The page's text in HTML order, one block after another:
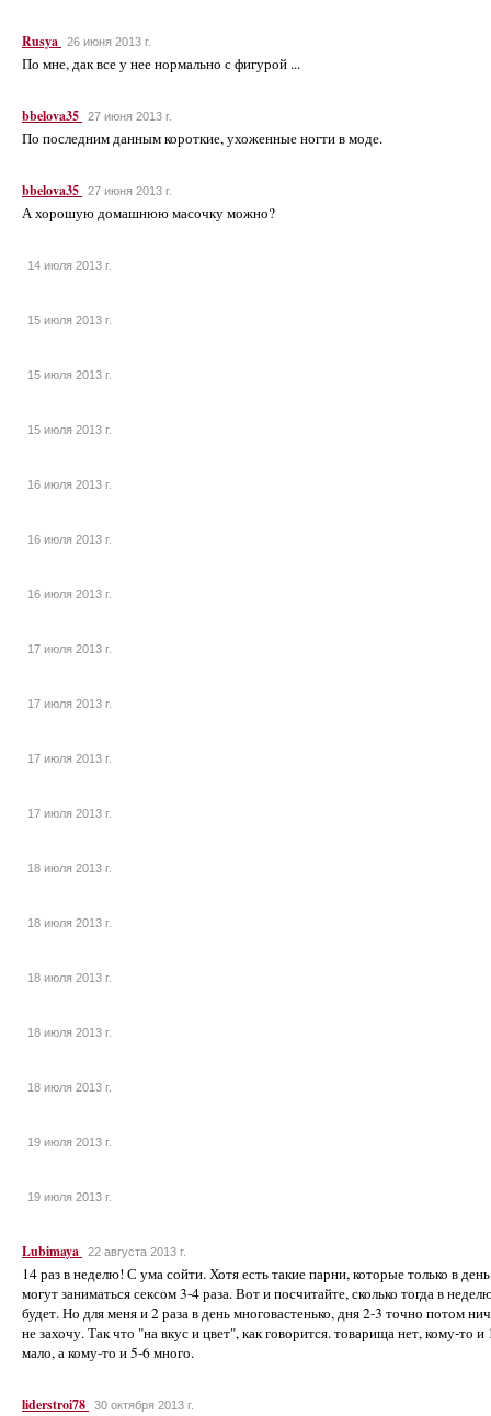
Rusya 26 июня 2013 г.
По мне, дак все у нее нормально с фигурой ...
bbelova35 27 июня 2013 г.
По последним данным короткие, ухоженные ногти в моде.
bbelova35 27 июня 2013 г.
А хорошую домашнюю масочку можно?
14 июля 2013 г.
15 июля 2013 г.
15 июля 2013 г.
15 июля 2013 г.
16 июля 2013 г.
16 июля 2013 г.
16 июля 2013 г.
17 июля 2013 г.
17 июля 2013 г.
17 июля 2013 г.
17 июля 2013 г.
18 июля 2013 г.
18 июля 2013 г.
18 июля 2013 г.
18 июля 2013 г.
18 июля 2013 г.
19 июля 2013 г.
19 июля 2013 г.
Lubimaya 22 августа 2013 г.
14 раз в неделю! С ума сойти. Хотя есть такие парни, которые только в день
могут заниматься сексом 3-4 раза. Вот и посчитайте, сколько тогда в
будет. Но для меня и 2 раза в день многовастенько, дня 2-3 точно потом
не захочу. Так что "на вкус и цвет", как говорится. товарища нет, кому-то и
мало, а кому-то и 5-6 много.
liderstroi78 30 октября 2013 г.